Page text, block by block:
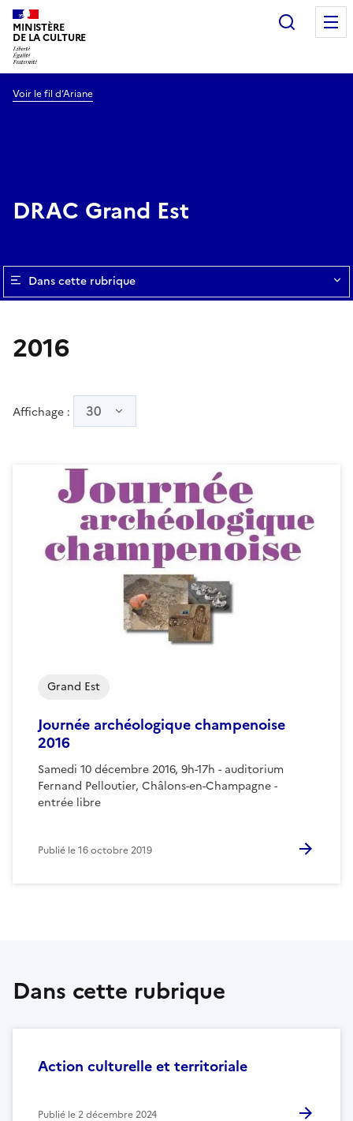
MINISTÈRE
DE LA CULTURE
Voir le fil d’Ariane
DRAC Grand Est
Dans cette rubrique
2016
Affichage : 30
Journée archéologique champenoise
2016
Samedi 10 décembre 2016, 9h-17h - auditorium
Fernand Pelloutier, Châlons-en-Champagne -
entrée libre
Grand Est
Publié le16 octobre 2019
Dans cette rubrique
Action culturelle et territoriale
Publié le2 décembre 2024